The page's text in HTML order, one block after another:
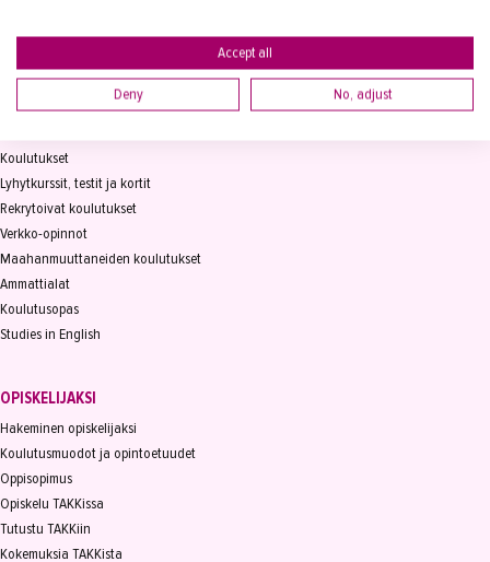
Koulutukset
Lyhytkurssit, testit ja kortit
Rekrytoivat koulutukset
Verkko-opinnot
Maahanmuuttaneiden koulutukset
Ammattialat
Koulutusopas
Studies in English
OPISKELIJAKSI
Hakeminen opiskelijaksi
Koulutusmuodot ja opintoetuudet
Oppisopimus
Opiskelu TAKKissa
Tutustu TAKKiin
Kokemuksia TAKKista
Accept all
Deny No, adjust